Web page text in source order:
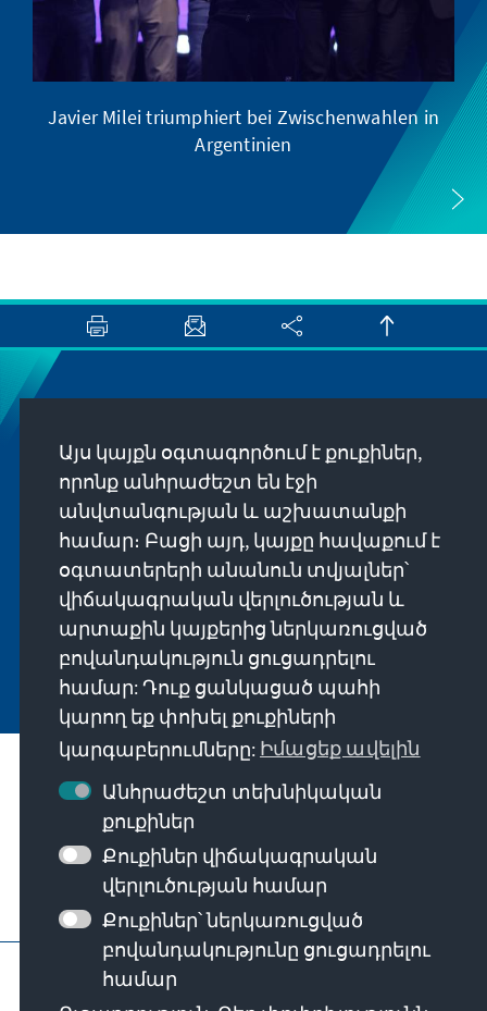
Javier Milei triumphiert bei Zwischenwahlen in
Argentinien
Erhalten Sie exklusive Einblicke in die neuesten
Publikationen, spannende Veranstaltungen und
Projekte direkt von unserer Vorsitzenden
Annegret Kramp-Karrenbauer. Abonnieren Sie
jetzt unseren Newsletter und bleiben Sie immer
auf dem Laufenden.
Jetzt abonnieren
Մեր առաքելությունը
Կապի միջոցներ
Հիմնադրամի այլ առաջարկներ
Կապ կենտրոնական գրասենյակի հետ
Գաղտնիության քաղաքականություն
Այս կայքն օգտագործում է քուքիներ,
որոնք անհրաժեշտ են էջի
անվտանգության և աշխատանքի
համար։ Բացի այդ, կայքը հավաքում է
օգտատերերի անանուն տվյալներ՝
վիճակագրական վերլուծության և
արտաքին կայքերից ներկառուցված
բովանդակություն ցուցադրելու
համար: Դուք ցանկացած պահի
կարող եք փոխել քուքիների
կարգաբերումները: Իմացեք ավելին
Անհրաժեշտ տեխնիկական
քուքիներ
Քուքիներ վիճակագրական
վերլուծության համար
Քուքիներ՝ ներկառուցված
բովանդակությունը ցուցադրելու
համար